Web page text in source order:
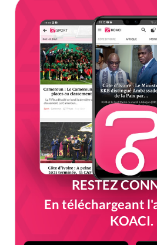
RESTEZ
En téléchargeant
KOACI.